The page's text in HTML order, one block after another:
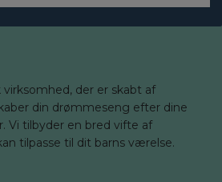
virksomhed, der er skabt af
din drømmeseng efter dine
Vi tilbyder en bred vifte af
tilpasse til dit barns værelse.